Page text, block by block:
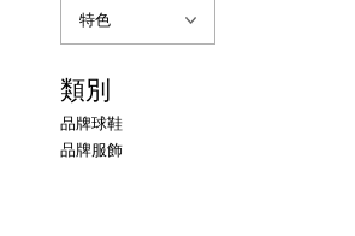
類別
品牌球鞋
品牌服飾